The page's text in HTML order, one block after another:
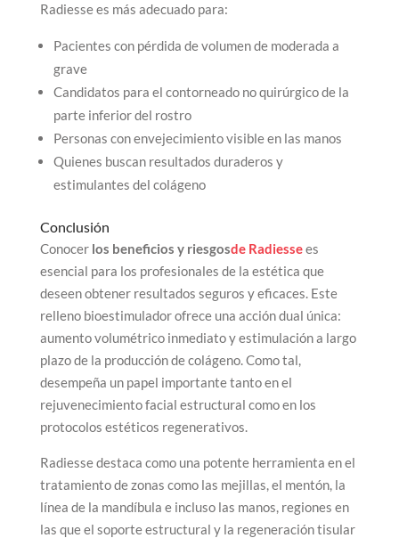
Radiesse es más adecuado para:
Pacientes con pérdida de volumen de moderada a
grave
Candidatos para el contorneado no quirúrgico de la
parte inferior del rostro
Personas con envejecimiento visible en las manos
Quienes buscan resultados duraderos y
estimulantes del colágeno
Conclusión
Conocer los beneficios y riesgosde Radiessees
esencial para los profesionales de la estética que
deseen obtener resultados seguros y eficaces. Este
relleno bioestimulador ofrece una acción dual única:
aumento volumétrico inmediato y estimulación a largo
plazo de la producción de colágeno. Como tal,
desempeña un papel importante tanto en el
rejuvenecimiento facial estructural como en los
protocolos estéticos regenerativos.
Radiesse destaca como una potente herramienta en el
tratamiento de zonas como las mejillas, el mentón, la
línea de la mandíbula e incluso las manos, regiones en
las que el soporte estructural y la regeneración tisular